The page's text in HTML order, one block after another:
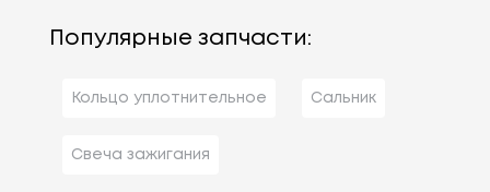
Популярные запчасти:
Кольцо уплотнительное Сальник
Свеча зажигания